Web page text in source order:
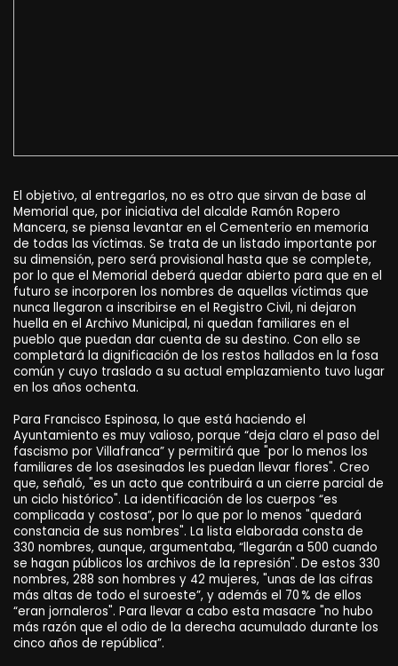
El objetivo, al entregarlos, no es otro que sirvan de base al
Memorial que, por iniciativa del alcalde Ramón Ropero
Mancera, se piensa levantar en el Cementerio en memoria
de todas las víctimas. Se trata de un listado importante por
su dimensión, pero será provisional hasta que se complete,
por lo que el Memorial deberá quedar abierto para que en el
futuro se incorporen los nombres de aquellas víctimas que
nunca llegaron a inscribirse en el Registro Civil, ni dejaron
huella en el Archivo Municipal, ni quedan familiares en el
pueblo que puedan dar cuenta de su destino. Con ello se
completará la dignificación de los restos hallados en la fosa
común y cuyo traslado a su actual emplazamiento tuvo lugar
en los años ochenta.
Para Francisco Espinosa, lo que está haciendo el
Ayuntamiento es muy valioso, porque “deja claro el paso del
fascismo por Villafranca” y permitirá que "por lo menos los
familiares de los asesinados les puedan llevar flores". Creo
que, señaló, "es un acto que contribuirá a un cierre parcial de
un ciclo histórico". La identificación de los cuerpos “es
complicada y costosa”, por lo que por lo menos "quedará
constancia de sus nombres". La lista elaborada consta de
330 nombres, aunque, argumentaba, “llegarán a 500 cuando
se hagan públicos los archivos de la represión". De estos 330
nombres, 288 son hombres y 42 mujeres, "unas de las cifras
más altas de todo el suroeste”, y además el 70 % de ellos
“eran jornaleros". Para llevar a cabo esta masacre "no hubo
más razón que el odio de la derecha acumulado durante los
cinco años de república”.